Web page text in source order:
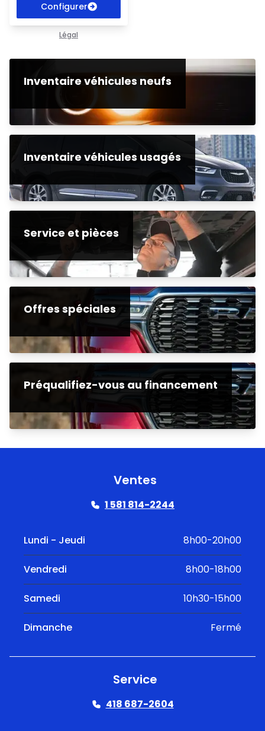
Configurer
Légal
Inventaire véhicules neufs
Inventaire véhicules usagés
Service et pièces
Offres spéciales
Préqualifiez-vous au financement
Ventes
1 581 814-2244
Lundi - Jeudi 8h00-20h00
Vendredi 8h00-18h00
Samedi 10h30-15h00
Dimanche Fermé
Service
418 687-2604